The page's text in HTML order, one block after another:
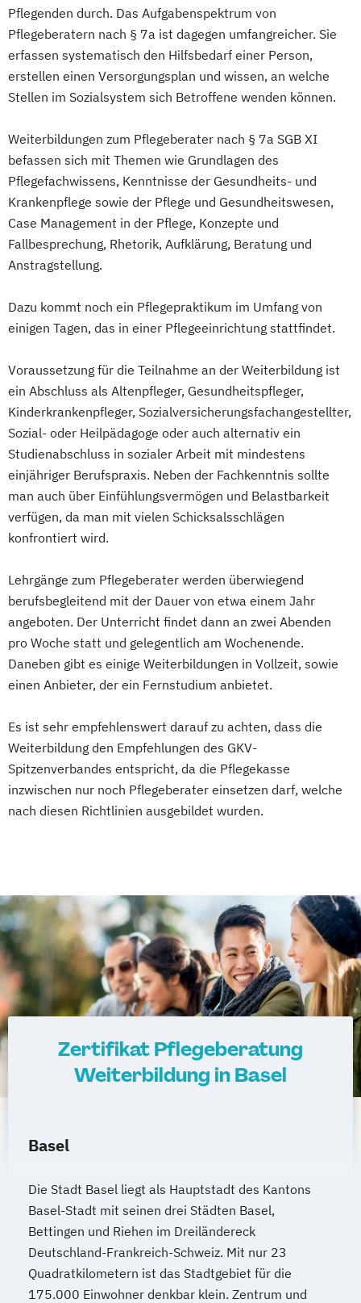
Pflegenden durch. Das Aufgabenspektrum von
Pflegeberatern nach § 7a ist dagegen umfangreicher. Sie
erfassen systematisch den Hilfsbedarf einer Person,
erstellen einen Versorgungsplan und wissen, an welche
Stellen im Sozialsystem sich Betroffene wenden können.
Weiterbildungen zum Pflegeberater nach § 7a SGB XI
befassen sich mit Themen wie Grundlagen des
Pflegefachwissens, Kenntnisse der Gesundheits- und
Krankenpflege sowie der Pflege und Gesundheitswesen,
Case Management in der Pflege, Konzepte und
Fallbesprechung, Rhetorik, Aufklärung, Beratung und
Anstragstellung.
Dazu kommt noch ein Pflegepraktikum im Umfang von
einigen Tagen, das in einer Pflegeeinrichtung stattfindet.
Voraussetzung für die Teilnahme an der Weiterbildung ist
ein Abschluss als Altenpfleger, Gesundheitspfleger,
Kinderkrankenpfleger, Sozialversicherungsfachangestellter,
Sozial- oder Heilpädagoge oder auch alternativ ein
Studienabschluss in sozialer Arbeit mit mindestens
einjähriger Berufspraxis. Neben der Fachkenntnis sollte
man auch über Einfühlungsvermögen und Belastbarkeit
verfügen, da man mit vielen Schicksalsschlägen
konfrontiert wird.
Lehrgänge zum Pflegeberater werden überwiegend
berufsbegleitend mit der Dauer von etwa einem Jahr
angeboten. Der Unterricht findet dann an zwei Abenden
pro Woche statt und gelegentlich am Wochenende.
Daneben gibt es einige Weiterbildungen in Vollzeit, sowie
einen Anbieter, der ein Fernstudium anbietet.
Es ist sehr empfehlenswert darauf zu achten, dass die
Weiterbildung den Empfehlungen des GKV-
Spitzenverbandes entspricht, da die Pflegekasse
inzwischen nur noch Pflegeberater einsetzen darf, welche
nach diesen Richtlinien ausgebildet wurden.
Zertifikat Pflegeberatung
Weiterbildung in Basel
Basel
Die Stadt Basel liegt als Hauptstadt des Kantons
Basel-Stadt mit seinen drei Städten Basel,
Bettingen und Riehen im Dreiländereck
Deutschland-Frankreich-Schweiz. Mit nur 23
Quadratkilometern ist das Stadtgebiet für die
175.000 Einwohner denkbar klein. Zentrum und